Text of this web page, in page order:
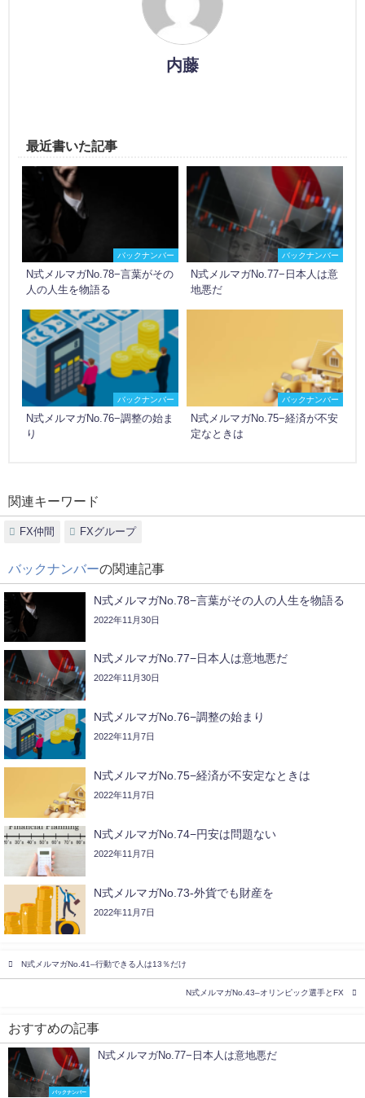
内藤
最近書いた記事
バックナンバー
N式メルマガNo.78−言葉がその
人の人生を物語る
バックナンバー
N式メルマガNo.77−日本人は意
地悪だ
バックナンバー
N式メルマガNo.76−調整の始ま
り
バックナンバー
N式メルマガNo.75−経済が不安
定なときは
関連キーワード
FX仲間 FXグループ
バックナンバーの関連記事
N式メルマガNo.78−言葉がその人の人生を物語る
2022年11月30日
N式メルマガNo.77−日本人は意地悪だ
2022年11月30日
N式メルマガNo.76−調整の始まり
2022年11月7日
N式メルマガNo.75−経済が不安定なときは
2022年11月7日
N式メルマガNo.74−円安は問題ない
2022年11月7日
N式メルマガNo.73-外貨でも財産を
2022年11月7日
N式メルマガNo.41–行動できる人は13％だけ
N式メルマガNo.43–オリンピック選手とFX
おすすめの記事
バックナンバー
N式メルマガNo.77−日本人は意地悪だ